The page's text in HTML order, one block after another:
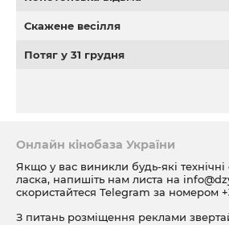
Скажене весілля
Потяг у 31 грудня
Онлайн кінобаза України
Якщо у вас виникли будь-які
ласка, напишіть нам листа на
скористайтеся Telegram за номером
З питань розміщення реклами